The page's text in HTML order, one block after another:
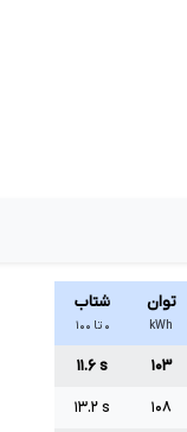
توان
kWh
شتاب
۰ تا ۱۰۰
۱۰۳ s۱۱.۶
۱۰۸ s۱۳.۲